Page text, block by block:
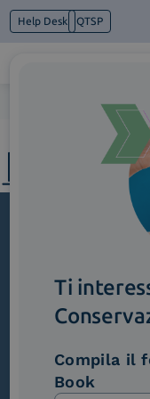
Help Desk QTSP
Cosa facciamo
Milano
Iscriviti
Novità,
Ti
Compila il
Book